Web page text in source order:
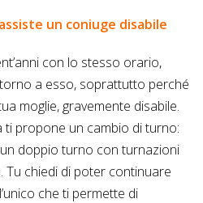
un coniuge disabile
con lo stesso orario,
a esso, soprattutto perché
moglie, gravemente disabile.
ti propone un cambio di turno:
doppio turno con turnazioni
Tu chiedi di poter continuare
che ti permette di